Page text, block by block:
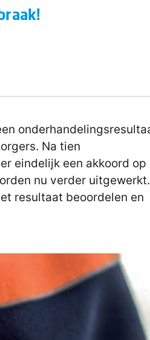
Na tien
eindelijk een akkoord op
nu verder uitgewerkt.
resultaat beoordelen en